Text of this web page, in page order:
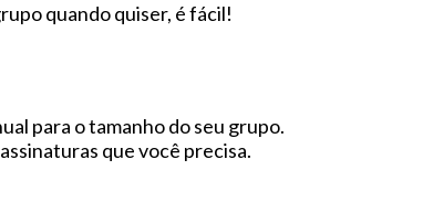
quando quiser, é fácil!
para o tamanho do seu grupo.
que você precisa.